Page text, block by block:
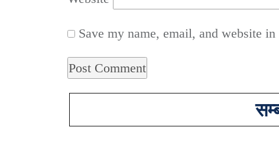
Save my name, email, and website